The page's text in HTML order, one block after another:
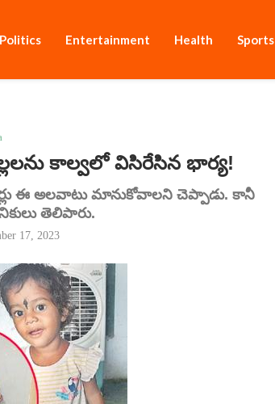
Politics Entertainment Health Sports
కాల్వలో విసిరేసిన భార్య!
ఈ అలవాటు మానుకోవాలని చెప్పాడు. కానీ
తెలిపారు.
17, 2023